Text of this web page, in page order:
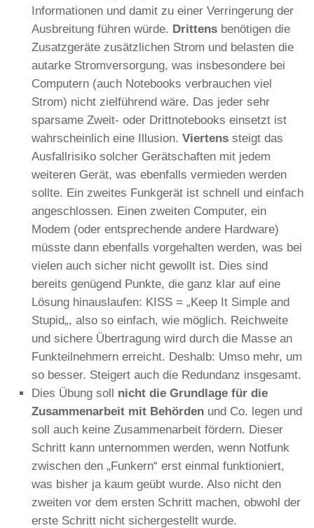
Informationen und damit zu einer Verringerung der
Ausbreitung führen würde. Drittens benötigen die
Zusatzgeräte zusätzlichen Strom und belasten die
autarke Stromversorgung, was insbesondere bei
Computern (auch Notebooks verbrauchen viel
Strom) nicht zielführend wäre. Das jeder sehr
sparsame Zweit- oder Drittnotebooks einsetzt ist
wahrscheinlich eine Illusion. Viertens steigt das
Ausfallrisiko solcher Gerätschaften mit jedem
weiteren Gerät, was ebenfalls vermieden werden
sollte. Ein zweites Funkgerät ist schnell und einfach
angeschlossen. Einen zweiten Computer, ein
Modem (oder entsprechende andere Hardware)
müsste dann ebenfalls vorgehalten werden, was bei
vielen auch sicher nicht gewollt ist. Dies sind
bereits genügend Punkte, die ganz klar auf eine
Lösung hinauslaufen: KISS = „Keep It Simple and
Stupid„, also so einfach, wie möglich. Reichweite
und sichere Übertragung wird durch die Masse an
Funkteilnehmern erreicht. Deshalb: Umso mehr, um
so besser. Steigert auch die Redundanz insgesamt.
Dies Übung soll nicht die Grundlage für die
Zusammenarbeit mit Behörden und Co. legen und
soll auch keine Zusammenarbeit fördern. Dieser
Schritt kann unternommen werden, wenn Notfunk
zwischen den „Funkern“ erst einmal funktioniert,
was bisher ja kaum geübt wurde. Also nicht den
zweiten vor dem ersten Schritt machen, obwohl der
erste Schritt nicht sichergestellt wurde.